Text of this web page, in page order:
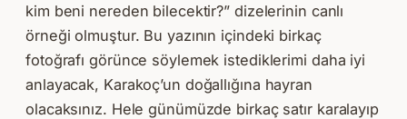
kim beni nereden bilecektir?” dizelerinin canlı
örneği olmuştur. Bu yazının içindeki birkaç
fotoğrafı görünce söylemek istediklerimi daha iyi
anlayacak, Karakoç’un doğallığına hayran
olacaksınız. Hele günümüzde birkaç satır karalayıp